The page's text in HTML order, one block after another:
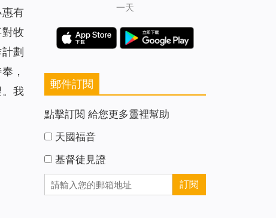
有
牧
劃
，
我
一天
郵件訂閱
點擊訂閱 給您更多靈裡幫助
天國福音
基督徒見證